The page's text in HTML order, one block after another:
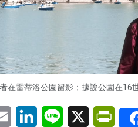
在雷蒂洛公園留影；據說公園在16
Email LinkedInLine X